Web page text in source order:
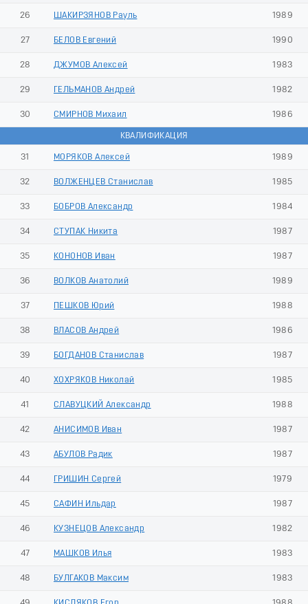
26 ШАКИРЗЯНОВ Рауль 1989
27 БЕЛОВ Евгений 1990
28 ДЖУМОВ Алексей 1983
29 ГЕЛЬМАНОВ Андрей 1982
30 СМИРНОВ Михаил 1986
КВАЛИФИКАЦИЯ
31 МОРЯКОВ Алексей 1989
32 ВОЛЖЕНЦЕВ Станислав 1985
33 БОБРОВ Александр 1984
34 СТУПАК Никита 1987
35 КОНОНОВ Иван 1987
36 ВОЛКОВ Анатолий 1989
37 ПЕШКОВ Юрий 1988
38 ВЛАСОВ Андрей 1986
39 БОГДАНОВ Станислав 1987
40 ХОХРЯКОВ Николай 1985
41 СЛАВУЦКИЙ Александр 1988
42 АНИСИМОВ Иван 1987
43 АБУЛОВ Радик 1987
44 ГРИШИН Сергей 1979
45 САФИН Ильдар 1987
46 КУЗНЕЦОВ Александр 1982
47 МАШКОВ Илья 1983
48 БУЛГАКОВ Максим 1983